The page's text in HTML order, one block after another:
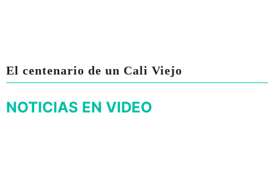
El centenario de un Cali Viejo
NOTICIAS EN VIDEO